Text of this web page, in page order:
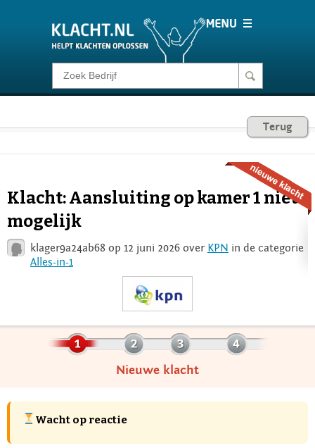
Klacht melden
Consumentenrecht
Voor Bedrijven
Login
Terug
Klacht: Aansluiting op kamer 1 niet
mogelijk
klager9a24ab68 op 12 juni 2026 over KPN in de categorie
Alles-in-1
Nieuwe klacht
Wacht op reactie